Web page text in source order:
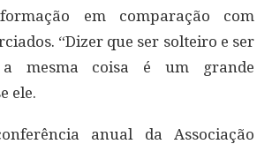
em comparação com
“Dizer que ser solteiro e ser
mesma coisa é um grande
ele.
anual da Associação